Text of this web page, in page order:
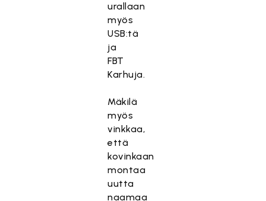
urallaan
myös
USB:tä
ja
FBT
Karhuja.
Mäkilä
myös
vinkkaa,
että
kovinkaan
montaa
uutta
naamaa